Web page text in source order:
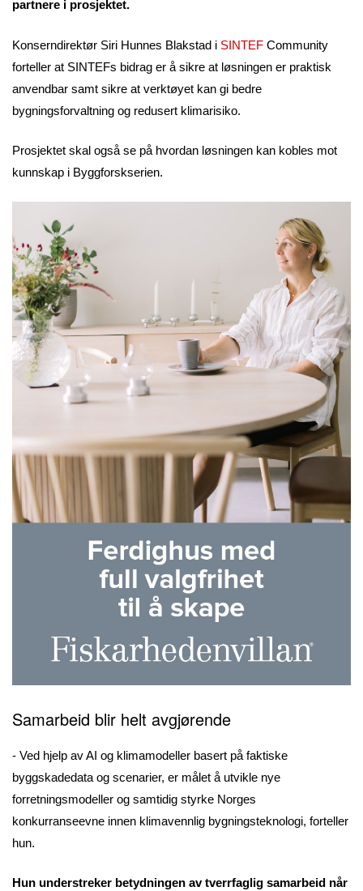
partnere i prosjektet.
Konserndirektør Siri Hunnes Blakstad i SINTEF Community
forteller at SINTEFs bidrag er å sikre at løsningen er praktisk
anvendbar samt sikre at verktøyet kan gi bedre
bygningsforvaltning og redusert klimarisiko.
Prosjektet skal også se på hvordan løsningen kan kobles mot
kunnskap i Byggforskserien.
Samarbeid blir helt avgjørende
- Ved hjelp av AI og klimamodeller basert på faktiske
byggskadedata og scenarier, er målet å utvikle nye
forretningsmodeller og samtidig styrke Norges
konkurranseevne innen klimavennlig bygningsteknologi, forteller
hun.
Hun understreker betydningen av tverrfaglig samarbeid når